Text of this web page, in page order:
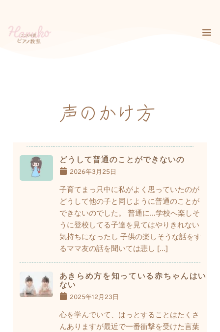
声のかけ方
どうして普通のことができないの
2026年3月25日
子育てまっ只中に私がよく思っていたのが
どうして他の子と同じように普通のことが
できないのでした。 普通に…学校へ楽しそ
うに登校してる子達を見てはやりきれない
気持ちになったし 子供の楽しそうな話をす
るママ友の話を聞いては悲し […]
あきらめ方を知っている赤ちゃんはい
ない
2025年12月23日
心を学んでいて、はっとすることはたくさ
んありますが最近で一番衝撃を受けた言葉